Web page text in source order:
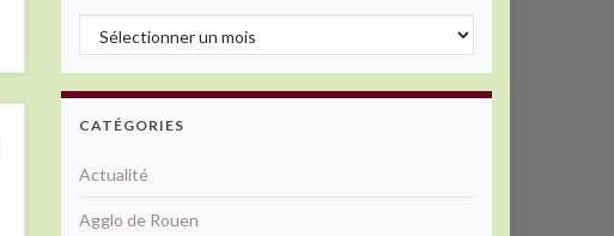
Archives
CATÉGORIES
Actualité
Agglo de Rouen